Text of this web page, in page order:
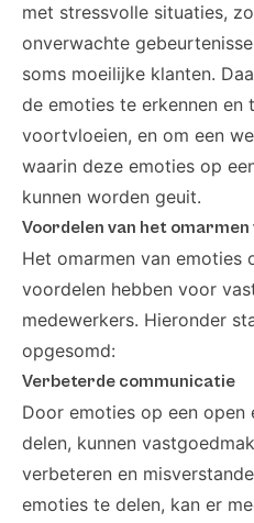
met stressvolle situaties,
onverwachte
soms moeilijke klanten.
de emoties te erkennen en
voortvloeien, en om een
waarin deze emoties op
kunnen worden geuit.
Voordelen van het
Het omarmen van emoties
voordelen hebben voor
medewerkers. Hieronder
opgesomd:
Verbeterde communicatie
Door emoties op een open
delen, kunnen
verbeteren en
emoties te delen, kan er